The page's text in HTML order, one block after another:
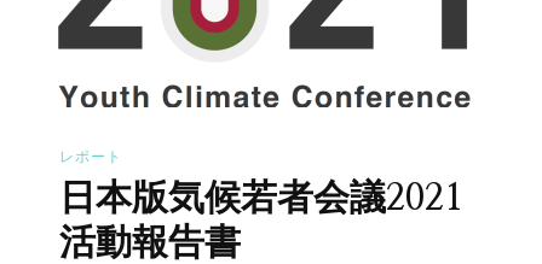
レポート
日本版気候若者会議2021
活動報告書